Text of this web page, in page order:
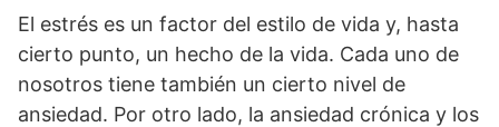
El estrés es un factor del estilo de vida y, hasta
cierto punto, un hecho de la vida. Cada uno de
nosotros tiene también un cierto nivel de
ansiedad. Por otro lado, la ansiedad crónica y los